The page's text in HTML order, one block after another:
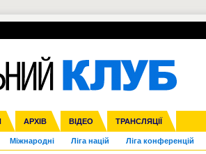
АРХІВ ВІДЕО ТРАНСЛЯЦІЇ
ліга Друга ліга Кубок України Молодіжка
Міжнародні Ліга націй Ліга конференцій
Франція Інші
Кубок конфедерацій ЧЄ-2015 (U-21)
ВІЙНА УПЛ-ПЕРЕХОДИ